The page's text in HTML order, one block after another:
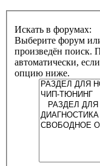
Искать в форумах:
Выберите форум
произведён поиск.
автоматически,
опцию ниже.